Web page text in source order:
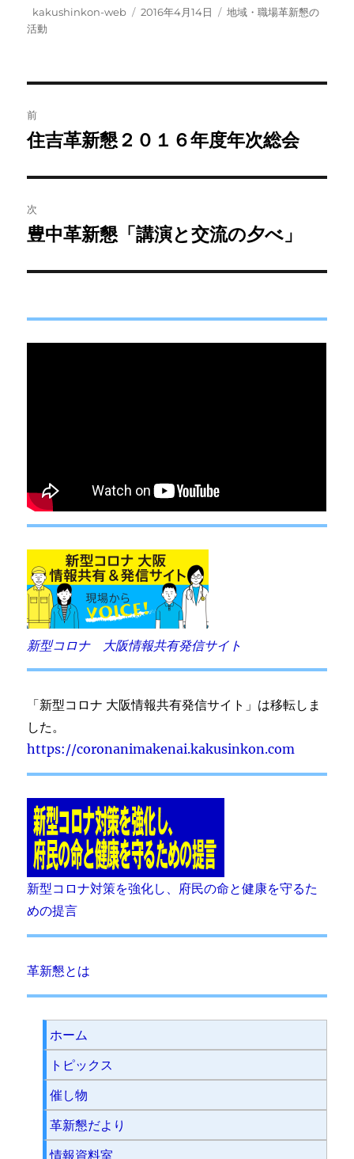
投
稿
kakushinkon-web
投
2016年4月14日
カ
地域・職場革新懇の
活動
稿
ビ
ゲ
ー
前
前
投
稿:
住吉革新懇２０１６年度年次総会
次
次
投
豊中革新懇「講演と交流の夕べ」
新型コロナ 大阪情報共有発信サイト
「新型コロナ 大阪情報共有発信サイト」は移転しま
した。
https://coronanimakenai.kakusinkon.com
新型コロナ対策を強化し、府民の命と健康を守るた
めの提言
革新懇とは
ホーム
トピックス
催し物
革新懇だより
情報資料室